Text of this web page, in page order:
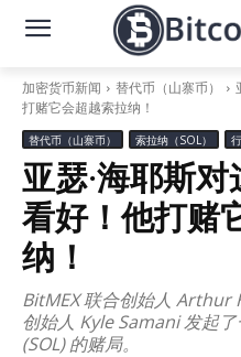
加密货币新闻 替代币（山寨币）
打赌它会超越索拉纳！
替代币（山寨币） 索拉纳（SOL）
亚瑟·海耶斯
看好！他打赌
纳！
BitMEX 联合创始人
创始人 Kyle Samani 发起
(SOL) 的赌局。